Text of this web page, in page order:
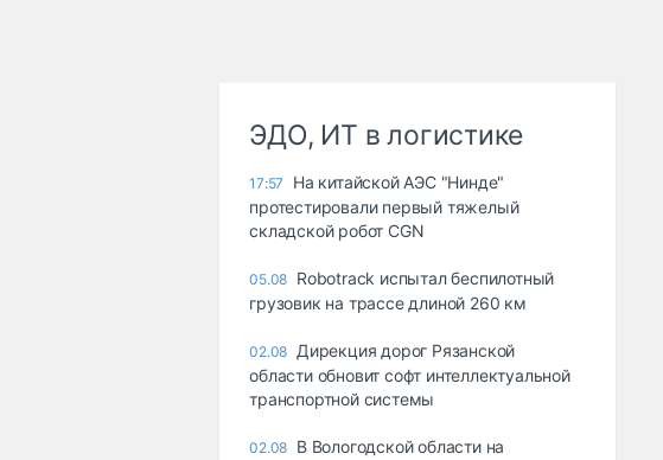
ЭДО, ИТ в логистике
17:57
На китайской АЭС "Нинде"
протестировали первый тяжелый
складской робот CGN
05.08 Robotrack испытал беспилотный
грузовик на трассе длиной 260 км
02.08 Дирекция дорог Рязанской
области обновит софт интеллектуальной
транспортной системы
02.08 В Вологодской области на